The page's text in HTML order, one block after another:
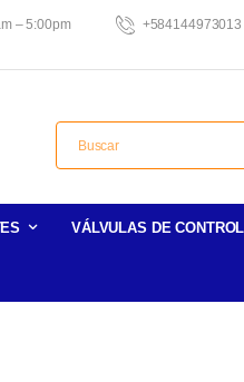
– 5:00pm +584144973013
VÁLVULAS DE CONTROL